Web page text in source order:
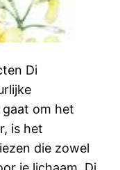
Di
om het
is het
die zowel